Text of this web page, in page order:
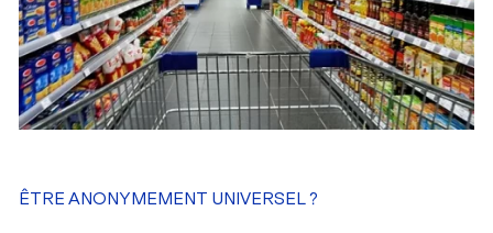
ÊTRE ANONYMEMENT UNIVERSEL ?